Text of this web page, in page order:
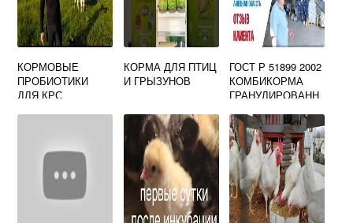
КОРМОВЫЕ
ПРОБИОТИКИ
ДЛЯ КРС
КОРМА ДЛЯ ПТИЦ
И ГРЫЗУНОВ
ГОСТ Р 51899 2002
КОМБИКОРМА
ГРАНУЛИРОВАНН
ТЕХНИЧЕСКИЕ
УСЛОВИЯ